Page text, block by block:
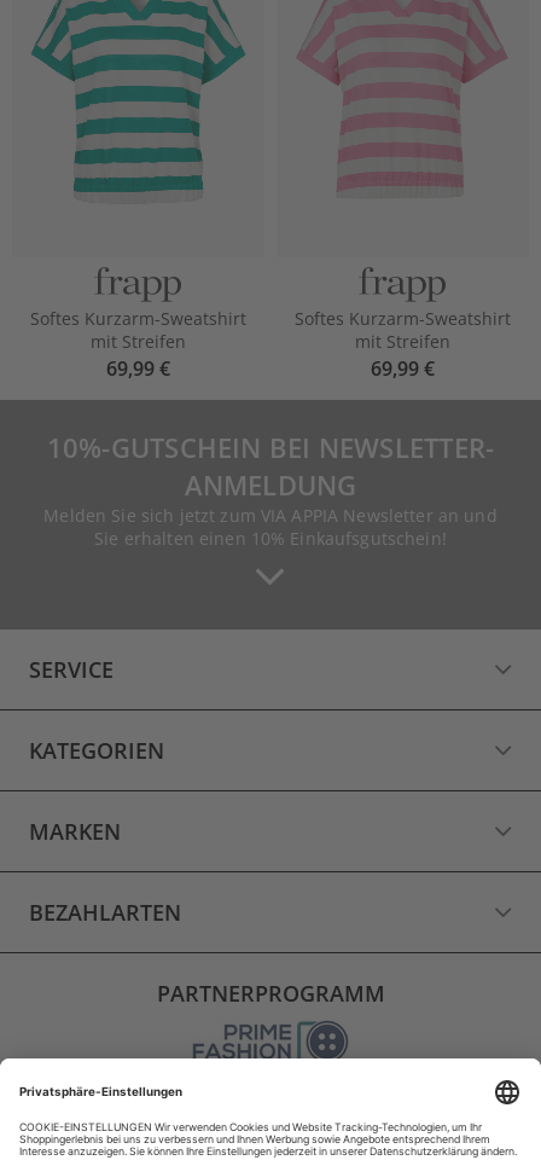
Softes Kurzarm-Sweatshirt
mit Streifen
69,99 €
Softes Kurzarm-Sweatshirt
mit Streifen
69,99 €
10%-GUTSCHEIN BEI NEWSLETTER-
ANMELDUNG
Melden Sie sich jetzt zum VIA APPIA Newsletter an und
Sie erhalten einen 10% Einkaufsgutschein!
SERVICE
KATEGORIEN
MARKEN
BEZAHLARTEN
PARTNERPROGRAMM